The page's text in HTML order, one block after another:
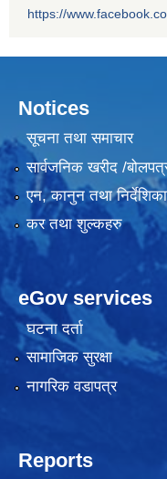
https://
Notices
सूचना तथा समाचार
सार्वजनिक खरीद /
एन, कानुन तथा निर्देशिका
कर तथा शुल्कहरु
eGov services
घटना दर्ता
सामाजिक सुरक्षा
नागरिक वडापत्र
Reports